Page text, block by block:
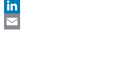
X
LinkedIn